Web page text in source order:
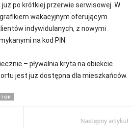
już po krótkiej przerwie serwisowej. W
wakacyjnym oferującym
indywidulanych, z nowymi
na kod PIN.
– pływalnia kryta na obiekcie
jest już dostępna dla mieszkańców.
TOP
Następny artykuł